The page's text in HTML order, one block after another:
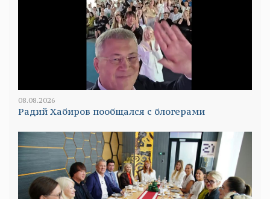
08.08.2026
Радий Хабиров пообщался с блогерами